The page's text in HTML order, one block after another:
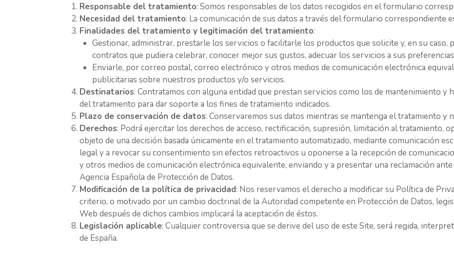
Responsable del tratamiento: Somos responsables de los datos recogidos en el formulario
Necesidad del tratamiento: La comunicación de sus datos a través del formulario correspondiente
Finalidades del tratamiento y legitimación del tratamiento:
Gestionar, administrar, prestarle los servicios o facilitarle los productos que solicite y, en su caso,
contratos que pudiera celebrar, conocer mejor sus gustos, adecuar los servicios a sus
Enviarle, por correo postal, correo electrónico y otros medios de comunicación electrónica
publicitarias sobre nuestros productos y/o servicios.
Destinatarios: Contratamos con alguna entidad que prestan servicios como los de mantenimiento y
del tratamiento para dar soporte a los fines de tratamiento indicados.
Plazo de conservación de datos: Conservaremos sus datos mientras se mantenga el tratamiento y
Derechos: Podrá ejercitar los derechos de acceso, rectificación, supresión, limitación al tratamiento,
objeto de una decisión basada únicamente en el tratamiento automatizado, mediante comunicación
legal y a revocar su consentimiento sin efectos retroactivos u oponerse a la recepción de
y otros medios de comunicación electrónica equivalente, enviando y a presentar una reclamación
Agencia Española de Protección de Datos.
Modificación de la política de privacidad: Nos reservamos el derecho a modificar su Política de
criterio, o motivado por un cambio doctrinal de la Autoridad competente en Protección de Datos,
Web después de dichos cambios implicará la aceptación de éstos.
Legislación aplicable: Cualquier controversia que se derive del uso de este Site, será regida,
de España.